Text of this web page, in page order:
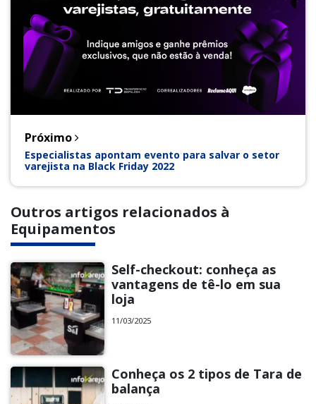
Próximo
Especialistas apontam evento para salvar o setor
varejista na Black Friday 2022
Outros artigos relacionados à
Equipamentos
Self-checkout: conheça as
vantagens de tê-lo em sua
loja
11/03/2025
Conheça os 2 tipos de Tara de
balança